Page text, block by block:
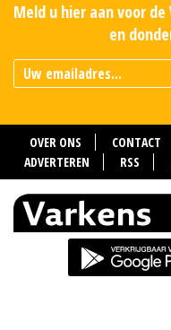
Meld u hier aan voor
en
OVER ONS CONTACT
ADVERTEREN
RSS